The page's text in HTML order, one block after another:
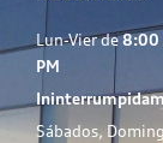
Lun-Vier de8:00
PM
Sábados,